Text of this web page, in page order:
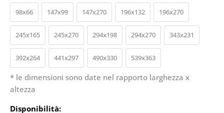
98x66 147x99 147x270 196x132 196x270
245x165 245x270 294x198 294x270 343x231
392x264 441x297 490x330 539x363
* le dimensioni sono date nel rapporto larghezza x
altezza
Disponibilità: